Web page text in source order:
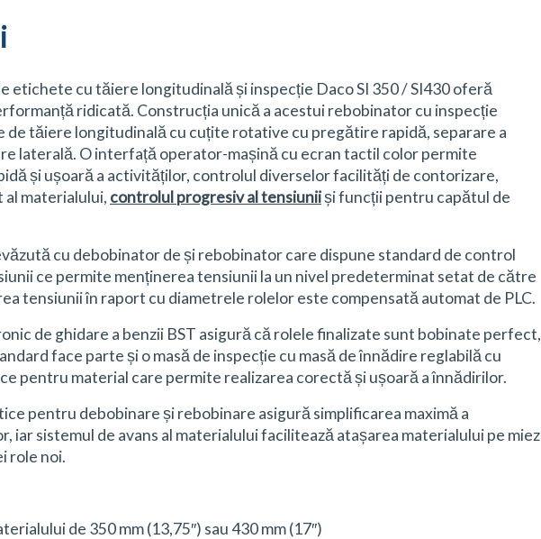
etichete cu tăiere longitudinală și inspecție Daco SI 350 / SI430 oferă
ridicată. Construcția unică a acestui rebobinator cu inspecție
de tăiere longitudinală cu cuțite rotative cu pregătire rapidă, separare a
laterală. O interfață operator-mașină cu ecran tactil color permite
și ușoară a activităților, controlul diverselor facilități de contorizare,
al materialului, controlul progresiv al tensiuniiși funcții pentru capătul de
cu debobinator de și rebobinator care dispune standard de control
ce permite menținerea tensiunii la un nivel predeterminat setat de către
tensiunii în raport cu diametrele rolelor este compensată automat de PLC.
de ghidare a benzii BST asigură că rolele finalizate sunt bobinate perfect,
face parte și o masă de inspecție cu masă de înnădire reglabilă cu
pentru material care permite realizarea corectă și ușoară a înnădirilor.
pentru debobinare și rebobinare asigură simplificarea maximă a
iar sistemul de avans al materialului facilitează atașarea materialului pe miez
role noi.
de 350 mm (13,75″) sau 430 mm (17″)